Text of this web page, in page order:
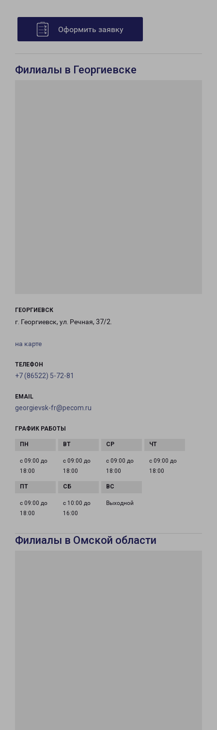
Оформить заявку
Филиалы в Георгиевске
ГЕОРГИЕВСК
г. Георгиевск, ул. Речная, 37/2.
на карте
ТЕЛЕФОН
+7 (86522) 5-72-81
EMAIL
georgievsk-fr@pecom.ru
ГРАФИК РАБОТЫ
с 09:00 до
18:00
с 09:00 до
18:00
с 09:00 до
18:00
с 09:00 до
18:00
с 09:00 до
18:00
с 10:00 до
16:00
Выходной
Филиалы в Омской области